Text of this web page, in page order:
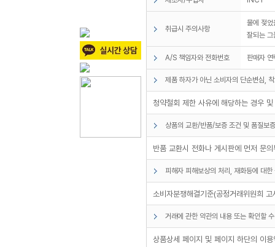
취급시 주의사항
물에 젖
잘되는
A/S 책임자와 전화번호 판매자
제품 하자가 아닌 소비자의 단순변심,
청약철회 제한 사유에 해당하는 경우
상품의 교환/반품/보증 조건 및 품질보
반품 교환시 전화나 게시판에 먼저 문
피해자 피해보상의 처리, 재화등에 대
소비자분쟁해결기준(공정거래위원희
거래에 관한 약관의 내용 또는 확인할
상품상세 페이지 및 페이지 하단의 이